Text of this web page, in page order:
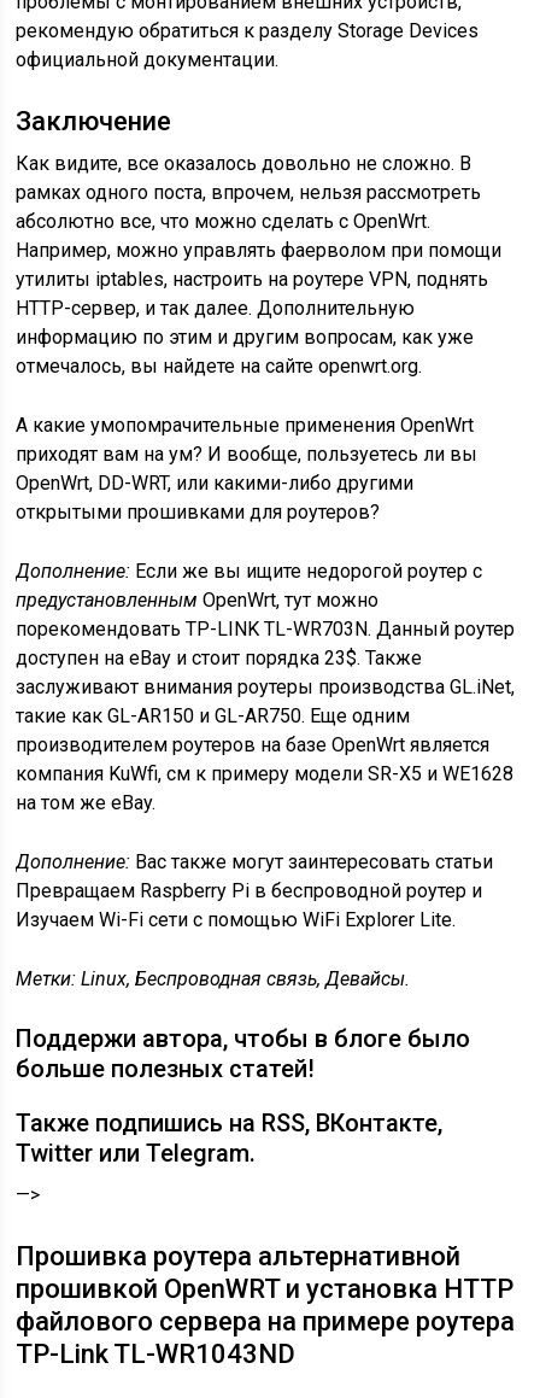
рекомендую обратиться к разделу Storage Devices
официальной документации.
Заключение
Как видите, все оказалось довольно не сложно. В
рамках одного поста, впрочем, нельзя рассмотреть
абсолютно все, что можно сделать с OpenWrt.
Например, можно управлять фаерволом при помощи
утилиты iptables, настроить на роутере VPN, поднять
HTTP-сервер, и так далее. Дополнительную
информацию по этим и другим вопросам, как уже
отмечалось, вы найдете на сайте openwrt.org.
А какие умопомрачительные применения OpenWrt
приходят вам на ум? И вообще, пользуетесь ли вы
OpenWrt, DD-WRT, или какими-либо другими
открытыми прошивками для роутеров?
Дополнение: Если же вы ищите недорогой роутер с
предустановленным OpenWrt, тут можно
порекомендовать TP-LINK TL-WR703N. Данный роутер
доступен на eBay и стоит порядка 23$. Также
заслуживают внимания роутеры производства GL.iNet,
такие как GL-AR150 и GL-AR750. Еще одним
производителем роутеров на базе OpenWrt является
компания KuWfi, см к примеру модели SR-X5 и WE1628
на том же eBay.
Дополнение: Вас также могут заинтересовать статьи
Превращаем Raspberry Pi в беспроводной роутер и
Изучаем Wi-Fi сети с помощью WiFi Explorer Lite.
Метки: Linux, Беспроводная связь, Девайсы.
Поддержи автора, чтобы в блоге было
больше полезных статей!
Также подпишись на RSS, ВКонтакте,
Twitter или Telegram.
—>
Прошивка роутера альтернативной
прошивкой OpenWRT и установка HTTP
файлового сервера на примере роутера
TP-Link TL-WR1043ND